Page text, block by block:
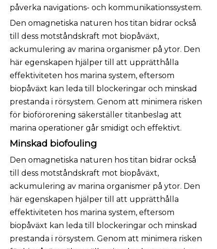
påverka navigations- och kommunikationssystem.
Den omagnetiska naturen hos titan bidrar också
till dess motståndskraft mot biopåväxt,
ackumulering av marina organismer på ytor. Den
här egenskapen hjälper till att upprätthålla
effektiviteten hos marina system, eftersom
biopåväxt kan leda till blockeringar och minskad
prestanda i rörsystem. Genom att minimera risken
för bioförorening säkerställer titanbeslag att
marina operationer går smidigt och effektivt.
Minskad biofouling
Den omagnetiska naturen hos titan bidrar också
till dess motståndskraft mot biopåväxt,
ackumulering av marina organismer på ytor. Den
här egenskapen hjälper till att upprätthålla
effektiviteten hos marina system, eftersom
biopåväxt kan leda till blockeringar och minskad
prestanda i rörsystem. Genom att minimera risken